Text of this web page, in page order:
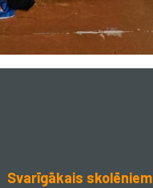
Svarīgākais skolēniem